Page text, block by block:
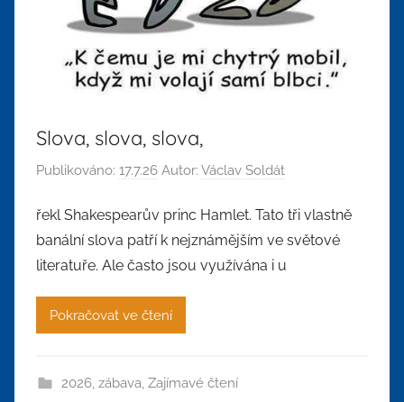
Slova, slova, slova,
Publikováno: 17.7.26 Autor: Václav Soldát
řekl Shakespearův princ Hamlet. Tato tři vlastně
banální slova patří k nejznámějším ve světové
literatuře. Ale často jsou využívána i u
Pokračovat ve čtení
2026, zábava, Zajímavé čtení